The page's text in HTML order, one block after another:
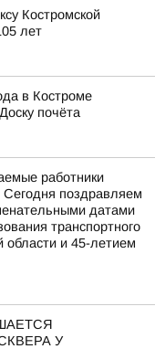
Костромской
лет
в Костроме
почёта
работники
Сегодня поздравляем
датами
транспортного
области и 45-летием
У